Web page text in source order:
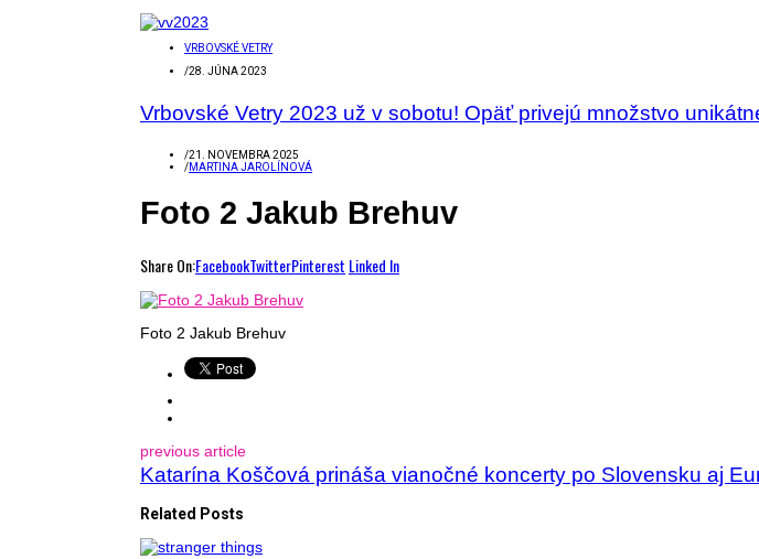
VRBOVSKÉ VETRY
/28. JÚNA 2023
Vrbovské Vetry 2023 už v sobotu! Opäť privejú množstvo
/21. NOVEMBRA 2025
/MARTINA JAROLÍNOVÁ
Foto 2 Jakub Brehuv
Share On:FacebookTwitterPinterest Linked In
Foto 2 Jakub Brehuv
previous article
Katarína Koščová prináša vianočné koncerty po Slovensku aj
Related Posts